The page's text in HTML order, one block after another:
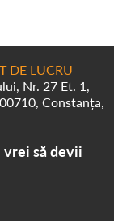
DE LUCRU
Nr. 27 Et. 1,
Constanța,
vrei să devii